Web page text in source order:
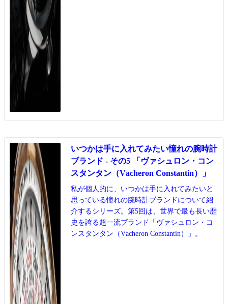
いつかは手に入れてみたい憧れの腕時計
ブランド - その5 「ヴァシュロン・コン
スタンタン（Vacheron Constantin）」
私が個人的に、いつかは手に入れてみたいと
思っている憧れの腕時計ブランドについて紹
介するシリーズ。第5回は、世界で最も長い歴
史を誇る超一流ブランド「ヴァシュロン・コ
ンスタンタン（Vacheron Constantin）」。